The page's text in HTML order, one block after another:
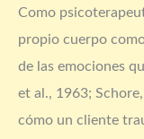
Como
propio cuerpo
de las emociones
et al., 1963;
cómo un cliente